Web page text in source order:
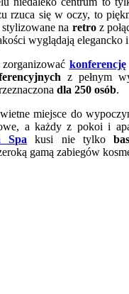
rzuca się w oczy, to
na retro z
wyglądają elegancko
konferencję
z pełnym
dla 250 osób.
miejsce do
a każdy z pokoi i
Spa kusi nie tylko
gamą zabiegów